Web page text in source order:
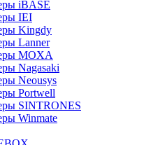
iBASE
IEI
Kingdy
Lanner
MOXA
Nagasaki
Neousys
Portwell
SINTRONES
Winmate